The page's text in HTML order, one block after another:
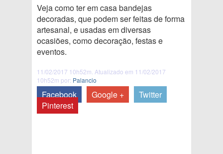
Veja como ter em casa bandejas
decoradas, que podem ser feitas de forma
artesanal, e usadas em diversas
ocasiões, como decoração, festas e
eventos.
11/02/2017 10h52m. Atualizado em 11/02/2017
10h52m por: Palancio
Facebook Google +
Twitter
Pinterest